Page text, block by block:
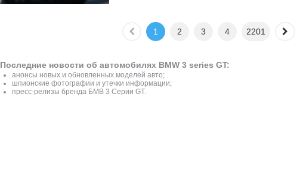
1 2 3 4 2201
Последние новости об автомобилях BMW 3 series GT:
анонсы новых и обновленных моделей авто;
шпионские фотографии и утечки информации;
пресс-релизы бренда БМВ 3 Серии GT.